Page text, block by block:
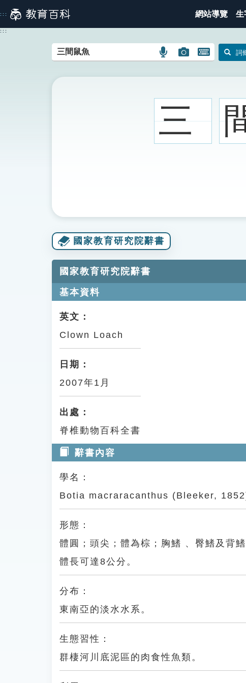
到
主
::: 網站導覽 生
:::
語
搜
圖
圖
搜
圖
開
鍵
圖
詞
三
國家教育研究院辭書
國家教育研究院辭書
基本資料
英文：
Clown Loach
日期：
2007年1月
出處：
脊椎動物百科全書
辭書內容
學名：
Botia macraracanthus (Bleeker,
形態：
體圓；頭尖；體為棕；胸鰭 、臀鰭及背
體長可達8公分。
分布：
東南亞的淡水水系。
生態習性：
群棲河川底泥區的肉食性魚類。